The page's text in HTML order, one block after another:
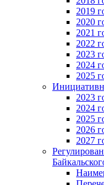
2019
2020
2021
2022
2023
2024
2025
2023
2024
2025
2026
2027